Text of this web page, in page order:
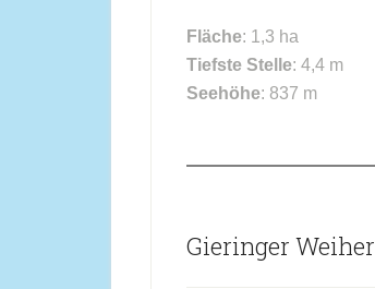
Fläche: 1,3 ha
Tiefste Stelle: 4,4 m
Seehöhe: 837 m
Gieringer Weiher